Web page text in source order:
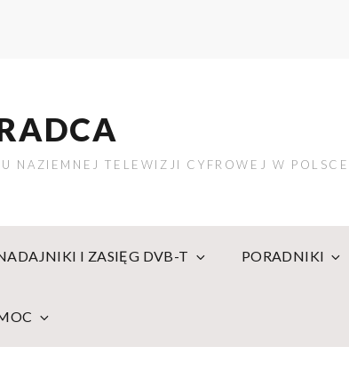
NAZIEMNEJ TELEWIZJI CYFROWEJ W POLSCE.
I ZASIĘG DVB-T PORADNIKI